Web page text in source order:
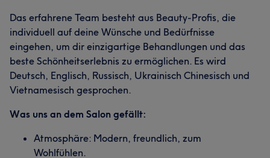
Das erfahrene Team besteht aus Beauty-Profis, die
individuell auf deine Wünsche und Bedürfnisse
eingehen, um dir einzigartige Behandlungen und das
beste Schönheitserlebnis zu ermöglichen. Es wird
Deutsch, Englisch, Russisch, Ukrainisch Chinesisch und
Vietnamesisch gesprochen.
Was uns an dem Salon gefällt:
Atmosphäre: Modern, freundlich, zum
Wohlfühlen.